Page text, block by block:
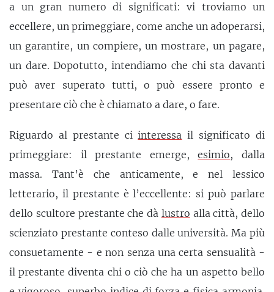
a un gran numero di significati: vi troviamo un
eccellere, un primeggiare, come anche un adoperarsi,
un garantire, un compiere, un mostrare, un pagare,
un dare. Dopotutto, intendiamo che chi sta davanti
può aver superato tutti, o può essere pronto e
presentare ciò che è chiamato a dare, o fare.
Riguardo al prestante ciinteressa il significato di
primeggiare: il prestante emerge,esimio, dalla
massa. Tant’è che anticamente, e nel lessico
letterario, il prestante è l’eccellente: si può parlare
dello scultore prestante che dà lustro alla città, dello
scienziato prestante conteso dalle università. Ma più
consuetamente - e non senza una certa sensualità -
il prestante diventa chi o ciò che ha un aspetto bello